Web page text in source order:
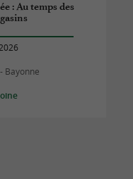
: Au temps des
Bayonne